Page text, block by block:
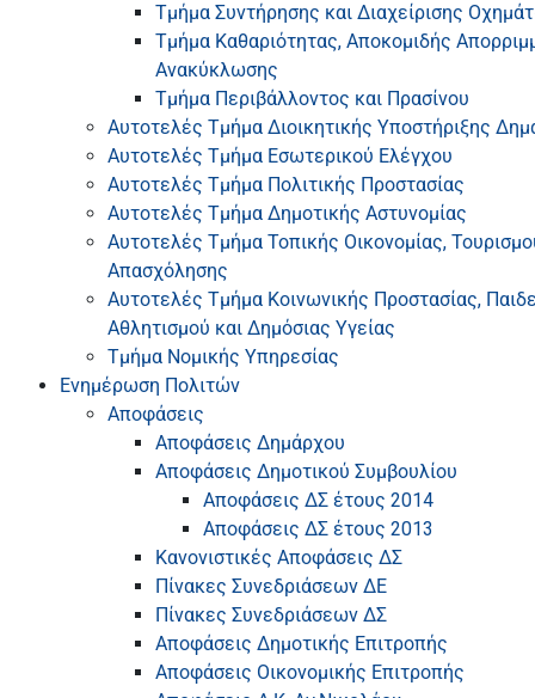
Τμήμα Συντήρησης και Διαχείρισης
Τμήμα Καθαριότητας, Αποκομιδής
Ανακύκλωσης
Τμήμα Περιβάλλοντος και Πρασίνου
Αυτοτελές Τμήμα Διοικητικής Υποστήριξης
Αυτοτελές Τμήμα Εσωτερικού Ελέγχου
Αυτοτελές Τμήμα Πολιτικής Προστασίας
Αυτοτελές Τμήμα Δημοτικής Αστυνομίας
Αυτοτελές Τμήμα Τοπικής Οικονομίας,
Απασχόλησης
Αυτοτελές Τμήμα Κοινωνικής Προστασίας,
Αθλητισμού και Δημόσιας Υγείας
Τμήμα Νομικής Υπηρεσίας
Ενημέρωση Πολιτών
Αποφάσεις
Αποφάσεις Δημάρχου
Αποφάσεις Δημοτικού Συμβουλίου
Αποφάσεις ΔΣ έτους 2014
Αποφάσεις ΔΣ έτους 2013
Κανονιστικές Αποφάσεις ΔΣ
Πίνακες Συνεδριάσεων ΔΕ
Πίνακες Συνεδριάσεων ΔΣ
Αποφάσεις Δημοτικής Επιτροπής
Αποφάσεις Οικονομικής Επιτροπής